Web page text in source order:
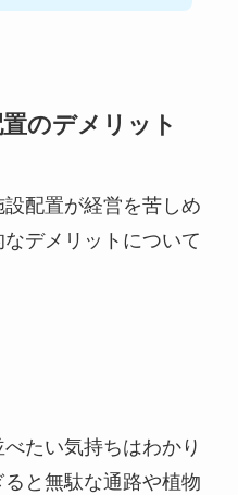
のデメリット
配置が経営を苦しめ
デメリットについて
たい気持ちはわかり
と無駄な通路や植物